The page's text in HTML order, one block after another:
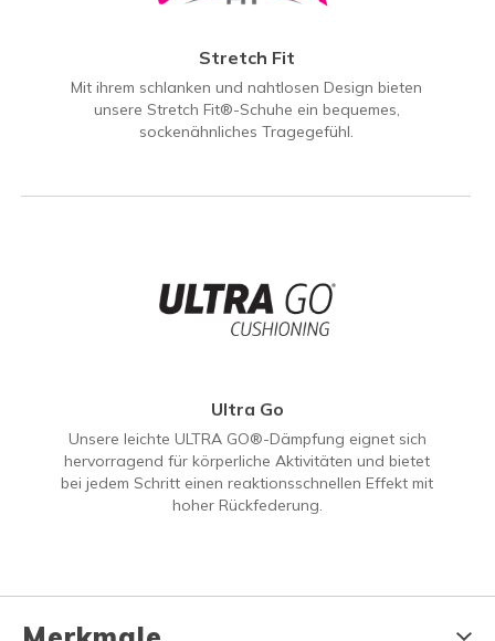
Stretch Fit
Mit ihrem schlanken und nahtlosen Design bieten
unsere Stretch Fit®-Schuhe ein bequemes,
sockenähnliches Tragegefühl.
Ultra Go
Unsere leichte ULTRA GO®-Dämpfung eignet sich
hervorragend für körperliche Aktivitäten und bietet
bei jedem Schritt einen reaktionsschnellen Effekt mit
hoher Rückfederung.